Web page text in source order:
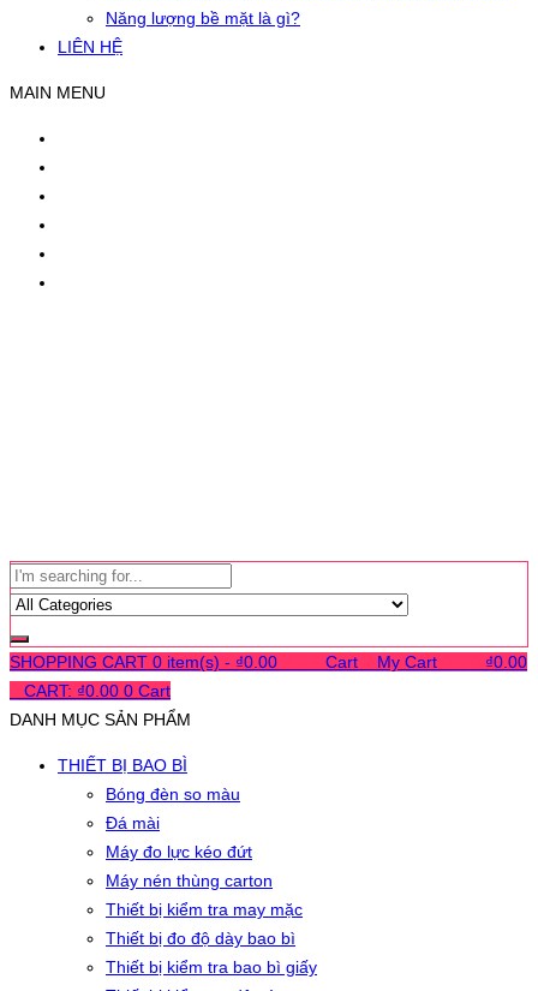
Năng lượng bề mặt là gì?
LIÊN HỆ
MAIN MENU
SHOPPING CART 0 item(s) - ₫0.00 Cart My Cart ₫0.00
CART: ₫0.00 0 Cart
DANH MỤC SẢN PHẨM
THIẾT BỊ BAO BÌ
Bóng đèn so màu
Đá mài
Máy đo lực kéo đứt
Máy nén thùng carton
Thiết bị kiểm tra may mặc
Thiết bị đo độ dày bao bì
Thiết bị kiểm tra bao bì giấy